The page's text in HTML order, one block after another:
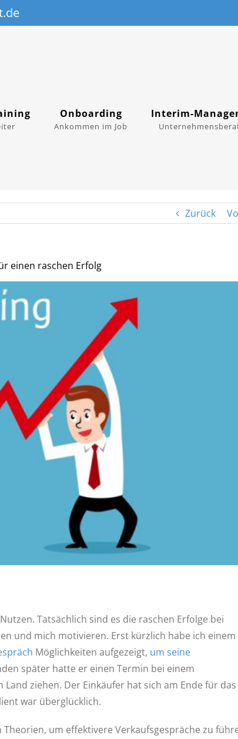
Onboarding
Ankommen im Job
Interim-
Zurück
einen raschen Erfolg
Tatsächlich sind es die raschen Erfolge bei
und mich motivieren. Erst kürzlich habe ich einem
Möglichkeiten aufgezeigt, um seine
später hatte er einen Termin bei einem
ziehen. Der Einkäufer hat sich am Ende für das
war überglücklich.
um effektivere Verkaufsgespräche zu